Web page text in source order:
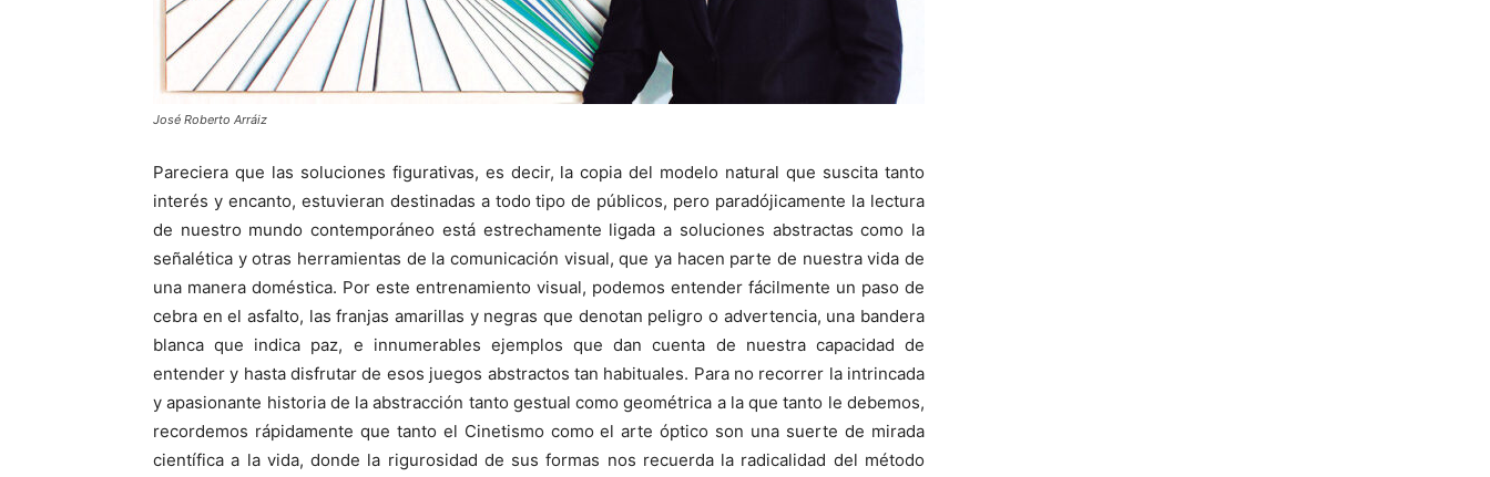
José Roberto Arráiz
Pareciera que las soluciones figurativas, es decir, la copia del modelo natural que suscita tanto
interés y encanto, estuvieran destinadas a todo tipo de públicos, pero paradójicamente la lectura
de nuestro mundo contemporáneo está estrechamente ligada a soluciones abstractas como la
señalética y otras herramientas de la comunicación visual, que ya hacen parte de nuestra vida de
una manera doméstica. Por este entrenamiento visual, podemos entender fácilmente un paso de
cebra en el asfalto, las franjas amarillas y negras que denotan peligro o advertencia, una bandera
blanca que indica paz, e innumerables ejemplos que dan cuenta de nuestra capacidad de
entender y hasta disfrutar de esos juegos abstractos tan habituales. Para no recorrer la intrincada
y apasionante historia de la abstracción tanto gestual como geométrica a la que tanto le debemos,
recordemos rápidamente que tanto el Cinetismo como el arte óptico son una suerte de mirada
científica a la vida, donde la rigurosidad de sus formas nos recuerda la radicalidad del método